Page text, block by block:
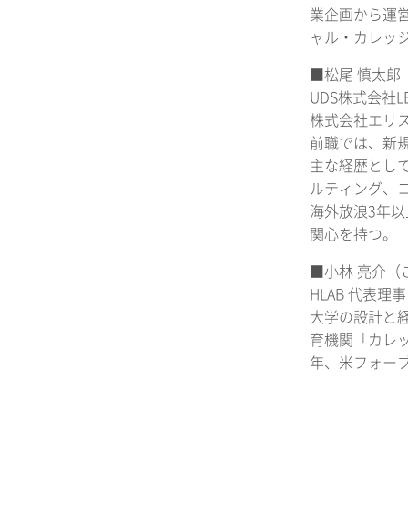
業企画から運
ャル・カレッ
■松尾 慎太郎
UDS株式会社
株式会社エリ
前職では、新
主な経歴とし
ルティング、
海外放浪3年
関心を持つ。
■小林 亮介（
HLAB 代表理事
大学の設計と
育機関「カレ
年、米フォー